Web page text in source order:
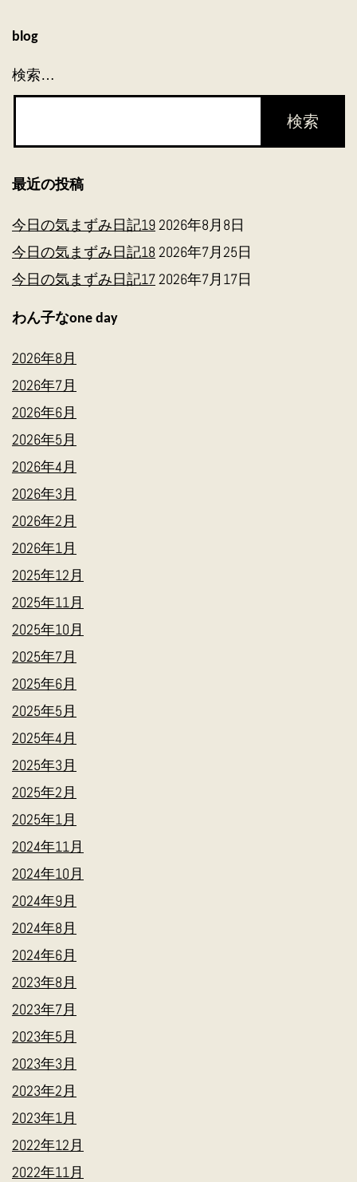
ョ
ン
blog
検索…
最近の投稿
今日の気まずみ日記192026年8月8日
今日の気まずみ日記18 2026年7月25日
今日の気まずみ日記172026年7月17日
わん子なone day
2026年8月
2026年7月
2026年6月
2026年5月
2026年4月
2026年3月
2026年2月
2026年1月
2025年12月
2025年11月
2025年10月
2025年7月
2025年6月
2025年5月
2025年4月
2025年3月
2025年2月
2025年1月
2024年11月
2024年10月
2024年9月
2024年8月
2024年6月
2023年8月
2023年7月
2023年5月
2023年3月
2023年2月
2023年1月
2022年12月
2022年11月